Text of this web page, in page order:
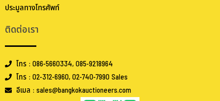
ประมูลทางโทรศัพท์
ติดต่อเรา
โทร : 086-5660334, 085-9218964
โทร : 02-312-6960, 02-740-7990 Sales
อีเมล : sales@bangkokauctioneers.com